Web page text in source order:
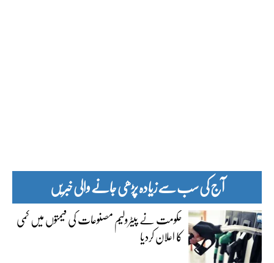
آج کی سب سے زیادہ پڑھی جانے والی خبریں
حکومت نے پیٹرولیم مصنوعات کی قیمتوں میں کمی
کا اعلان کردیا